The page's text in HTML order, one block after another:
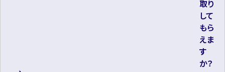
取り
して
もら
えま
す
か？